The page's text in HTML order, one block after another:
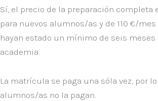
Sí, el precio de la preparación completa
para nuevos alumnos/as y de 110 €/mes
hayan estado un mínimo de seis meses
academia.
La matrícula se paga una sóla vez, por
alumnos/as no la pagan.